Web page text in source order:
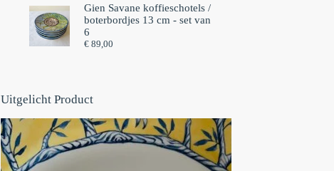
Gien Savane koffieschotels /
boterbordjes 13 cm - set van
6⁠
€89,00
Uitgelicht Product